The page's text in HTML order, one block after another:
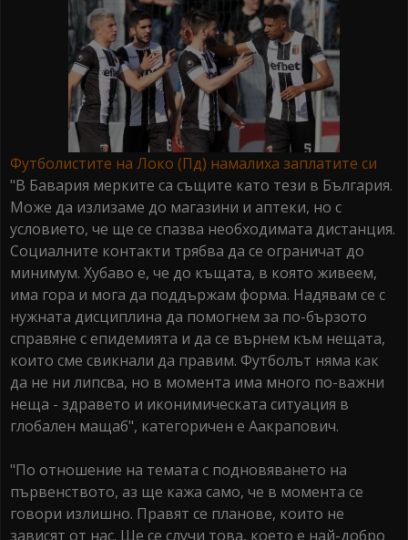
Футболистите на Локо (Пд) намалиха заплатите си
"В Бавария мерките са същите като тези в България.
Може да излизаме до магазини и аптеки, но с
условието, че ще се спазва необходимата дистанция.
Социалните контакти трябва да се ограничат до
минимум. Хубаво е, че до къщата, в която живеем,
има гора и мога да поддържам форма. Надявам се с
нужната дисциплина да помогнем за по-бързото
справяне с епидемията и да се върнем към нещата,
които сме свикнали да правим. Футболът няма как
да не ни липсва, но в момента има много по-важни
неща - здравето и иконимическата ситуация в
глобален мащаб", категоричен е Аакрапович.
"По отношение на темата с подновяването на
първенството, аз ще кажа само, че в момента се
говори излишно. Правят се планове, които не
зависят от нас. Ще се случи това, което е най-добро